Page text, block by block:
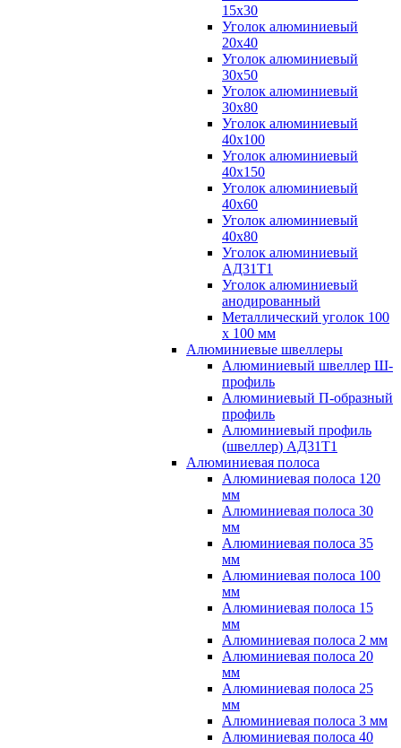
15х30
Уголок алюминиевый
20х40
Уголок алюминиевый
30х50
Уголок алюминиевый
30х80
Уголок алюминиевый
40х100
Уголок алюминиевый
40х150
Уголок алюминиевый
40х60
Уголок алюминиевый
40х80
Уголок алюминиевый
АД31Т1
Уголок алюминиевый
анодированный
Металлический уголок 100
х 100 мм
Алюминиевые швеллеры
Алюминиевый швеллер Ш-
профиль
Алюминиевый П-образный
профиль
Алюминиевый профиль
(швеллер) АД31Т1
Алюминиевая полоса
Алюминиевая полоса 120
мм
Алюминиевая полоса 30
мм
Алюминиевая полоса 35
мм
Алюминиевая полоса 100
мм
Алюминиевая полоса 15
мм
Алюминиевая полоса 2 мм
Алюминиевая полоса 20
мм
Алюминиевая полоса 25
мм
Алюминиевая полоса 3 мм
Алюминиевая полоса 40